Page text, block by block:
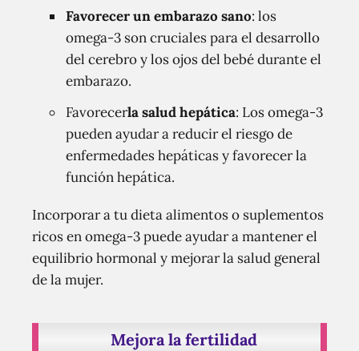
Favorecer un embarazo sano: los
omega-3 son cruciales para el desarrollo
del cerebro y los ojos del bebé durante el
embarazo.
Favorecerla salud hepática: Los omega-3
pueden ayudar a reducir el riesgo de
enfermedades hepáticas y favorecer la
función hepática.
Incorporar a tu dieta alimentos o suplementos
ricos en omega-3 puede ayudar a mantener el
equilibrio hormonal y mejorar la salud general
de la mujer.
Mejora la fertilidad